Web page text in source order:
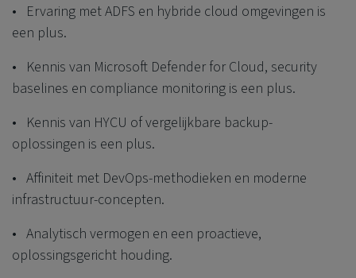
• Ervaring met ADFS en hybride cloud omgevingen is
een plus.
• Kennis van Microsoft Defender for Cloud, security
baselines en compliance monitoring is een plus.
• Kennis van HYCU of vergelijkbare backup-
oplossingen is een plus.
• Affiniteit met DevOps-methodieken en moderne
infrastructuur-concepten.
• Analytisch vermogen en een proactieve,
oplossingsgericht houding.